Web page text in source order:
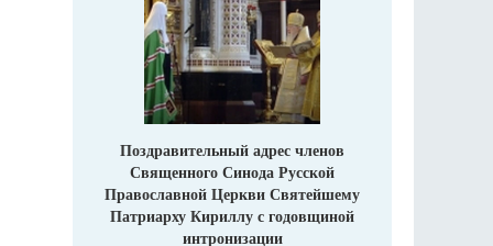
Поздравительный адрес членов
Священного Синода Русской
Православной Церкви Святейшему
Патриарху Кириллу с годовщиной
интронизации